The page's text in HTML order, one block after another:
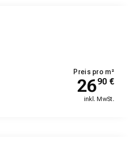
Preis pro m²
2690 €
inkl. MwSt.